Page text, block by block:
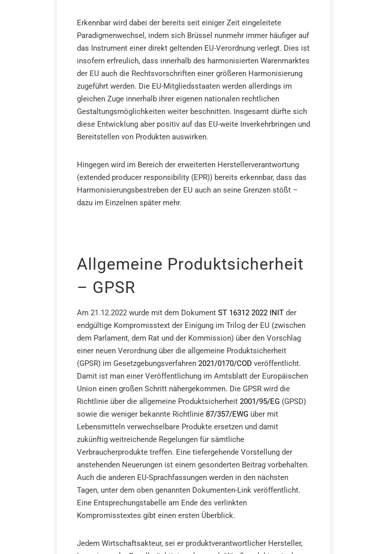
Erkennbar wird dabei der bereits seit einiger Zeit eingeleitete
Paradigmenwechsel, indem sich Brüssel nunmehr immer häufiger auf
das Instrument einer direkt geltenden EU-Verordnung verlegt. Dies ist
insofern erfreulich, dass innerhalb des harmonisierten Warenmarktes
der EU auch die Rechtsvorschriften einer größeren Harmonisierung
zugeführt werden. Die EU-Mitgliedsstaaten werden allerdings im
gleichen Zuge innerhalb ihrer eigenen nationalen rechtlichen
Gestaltungsmöglichkeiten weiter beschnitten. Insgesamt dürfte sich
diese Entwicklung aber positiv auf das EU-weite Inverkehrbringen und
Bereitstellen von Produkten auswirken.
Hingegen wird im Bereich der erweiterten Herstellerverantwortung
(extended producer responsibility (EPR)) bereits erkennbar, dass das
Harmonisierungsbestreben der EU auch an seine Grenzen stößt –
dazu im Einzelnen später mehr.
Allgemeine Produktsicherheit
– GPSR
Am 21.12.2022 wurde mit dem Dokument ST 16312 2022 INIT der
endgültige Kompromisstext der Einigung im Trilog der EU (zwischen
dem Parlament, dem Rat und der Kommission) über den Vorschlag
einer neuen Verordnung über die allgemeine Produktsicherheit
(GPSR) im Gesetzgebungsverfahren 2021/0170/COD veröffentlicht.
Damit ist man einer Veröffentlichung im Amtsblatt der Europäischen
Union einen großen Schritt nähergekommen. Die GPSR wird die
Richtlinie über die allgemeine Produktsicherheit 2001/95/EG (GPSD)
sowie die weniger bekannte Richtlinie 87/357/EWG über mit
Lebensmitteln verwechselbare Produkte ersetzen und damit
zukünftig weitreichende Regelungen für sämtliche
Verbraucherprodukte treffen. Eine tiefergehende Vorstellung der
anstehenden Neuerungen ist einem gesonderten Beitrag vorbehalten.
Auch die anderen EU-Sprachfassungen werden in den nächsten
Tagen, unter dem oben genannten Dokumenten-Link veröffentlicht.
Eine Entsprechungstabelle am Ende des verlinkten
Kompromisstextes gibt einen ersten Überblick.
Jedem Wirtschaftsakteur, sei er produktverantwortlicher Hersteller,